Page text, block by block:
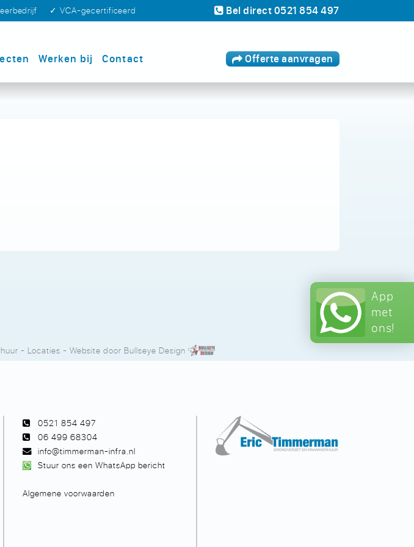
App
met
ons!
Beldirect0521 854 497
Offerteaanvragen
✓ VCA-gecertificeerd
Werken bij Contact
- Locaties - Website door Bullseye Design
0521 854 497
06 499 68304
info@timmerman-infra.nl
Stuur ons een WhatsApp bericht
Algemene voorwaarden